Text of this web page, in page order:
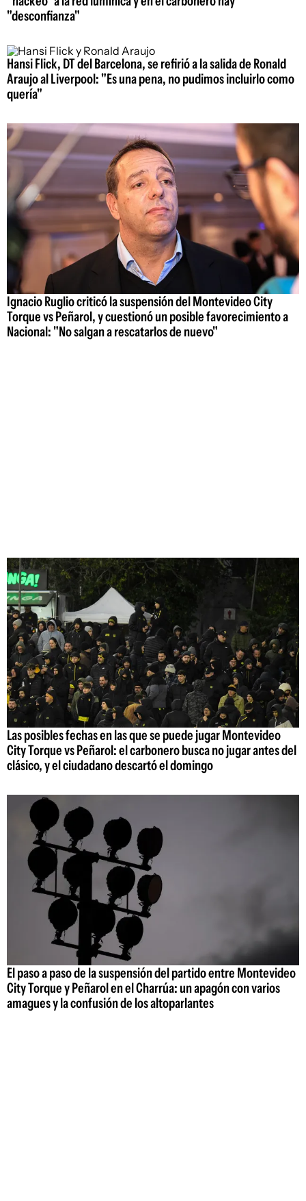
"desconfianza"
Hansi Flick, DT del Barcelona, se refirió a la salida de Ronald
Araujo al Liverpool: "Es una pena, no pudimos incluirlo como
quería"
Ignacio Ruglio criticó la suspensión del Montevideo City
Torque vs Peñarol, y cuestionó un posible favorecimiento a
Nacional: "No salgan a rescatarlos de nuevo"
Las posibles fechas en las que se puede jugar Montevideo
City Torque vs Peñarol: el carbonero busca no jugar antes del
clásico, y el ciudadano descartó el domingo
El paso a paso de la suspensión del partido entre Montevideo
City Torque y Peñarol en el Charrúa: un apagón con varios
amagues y la confusión de los altoparlantes